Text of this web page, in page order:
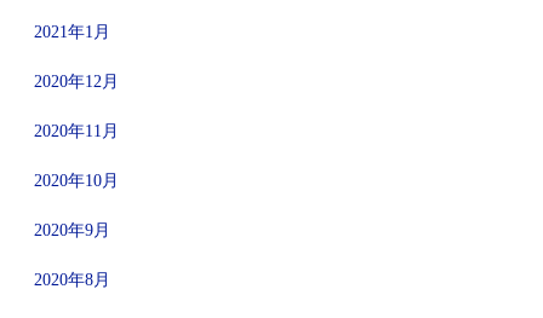
2021年1月
2020年12月
2020年11月
2020年10月
2020年9月
2020年8月